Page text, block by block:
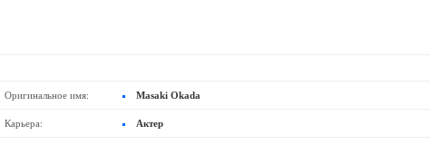
Оригинальное имя: Masaki Okada
Карьера: Актер